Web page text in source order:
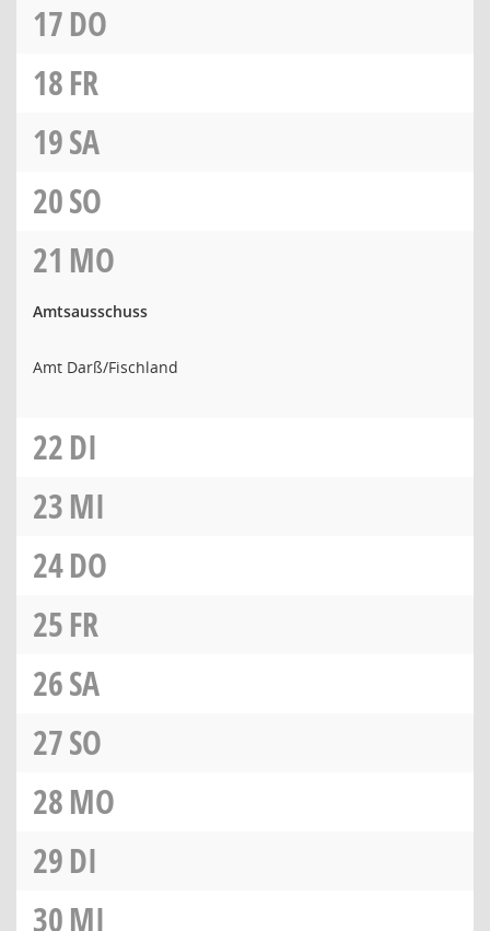
17DO
18FR
19SA
20SO
21 MO
Amtsausschuss
Amt Darß/Fischland
22DI
23MI
24DO
25FR
26SA
27SO
28MO
29DI
30MI